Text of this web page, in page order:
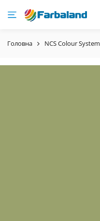
Головна NCS Colour System